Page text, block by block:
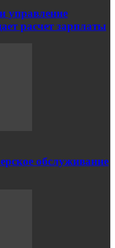
управление
расчет зарплаты
обслуживание